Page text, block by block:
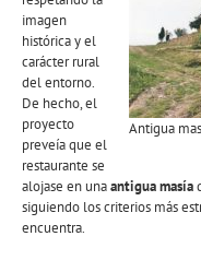
Antigua
imagen
histórica y el
carácter rural
del entorno.
De hecho, el
proyecto
preveía que el
restaurante se
alojase en unaantigua masía
siguiendo los criterios más
encuentra.